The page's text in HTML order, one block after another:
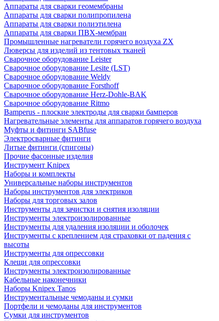
Аппараты для сварки геомембраны
Аппараты для сварки полипропилена
Аппараты для сварки полиэтилена
Аппараты для сварки ПВХ-мембран
Промышленные нагреватели горячего воздуха ZX
Люверсы для изделий из тентовых тканей
Сварочное оборудование Leister
Сварочное оборудование Lesite (LST)
Сварочное оборудование Weldy
Сварочное оборудование Forsthoff
Сварочное оборудование Herz-Dohle-BAK
Сварочное оборудование Ritmo
Bamperus - плоские электроды для сварки бамперов
Нагревательные элементы для аппаратов горячего воздуха
Муфты и фитинги SABfuse
Электросварные фитинги
Литые фитинги (спигоны)
Прочие фасонные изделия
Инструмент Knipex
Наборы и комплекты
Универсальные наборы инструментов
Наборы инструментов для электриков
Наборы для торговых залов
Инструменты для зачистки и снятия изоляции
Инструменты электроизолированные
Инструменты для удаления изоляции и оболочек
Инструменты с креплением для страховки от падения с
высоты
Инструменты для опрессовки
Клещи для опрессовки
Инструменты электроизолированные
Кабельные наконечники
Наборы Knipex Tanos
Инструментальные чемоданы и сумки
Портфели и чемоданы для инструментов
Сумки для инструментов